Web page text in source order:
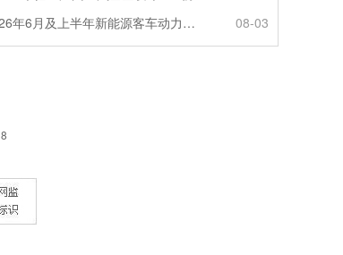
2026年6月及上半年新能源客车动力电池装机量特点分析
08-03